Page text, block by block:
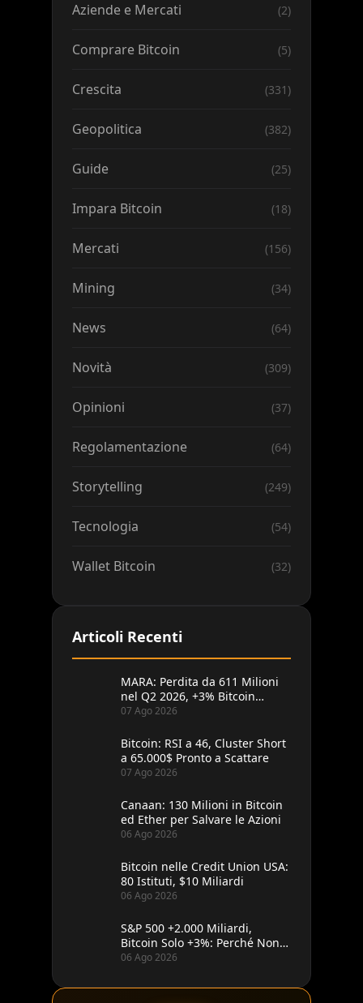
Aziende e Mercati (2)
Comprare Bitcoin (5)
Crescita (331)
Geopolitica (382)
Guide (25)
Impara Bitcoin (18)
Mercati (156)
Mining (34)
News (64)
Novità (309)
Opinioni (37)
Regolamentazione (64)
Storytelling (249)
Tecnologia (54)
Wallet Bitcoin (32)
Articoli Recenti
MARA: Perdita da 611 Milioni
nel Q2 2026, +3% Bitcoin
Minati
07 Ago 2026
Bitcoin: RSI a 46, Cluster Short
a 65.000$ Pronto a Scattare
07 Ago 2026
Canaan: 130 Milioni in Bitcoin
ed Ether per Salvare le Azioni
06 Ago 2026
Bitcoin nelle Credit Union USA:
80 Istituti, $10 Miliardi
06 Ago 2026
S&P 500 +2.000 Miliardi,
Bitcoin Solo +3%: Perché Non
Segue
06 Ago 2026